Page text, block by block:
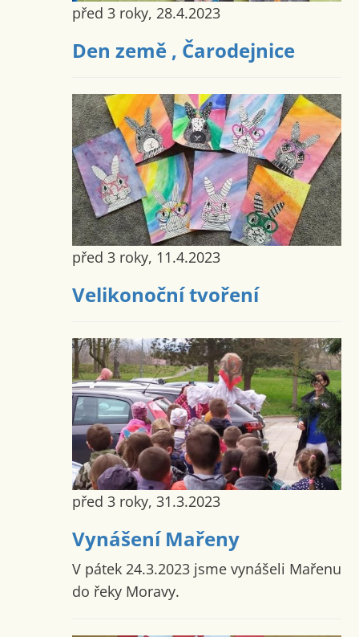
před 3 roky, 28.4.2023
Den země , Čarodejnice
před 3 roky, 11.4.2023
Velikonoční tvoření
před 3 roky, 31.3.2023
Vynášení Mařeny
V pátek 24.3.2023 jsme vynášeli Mařenu
do řeky Moravy.